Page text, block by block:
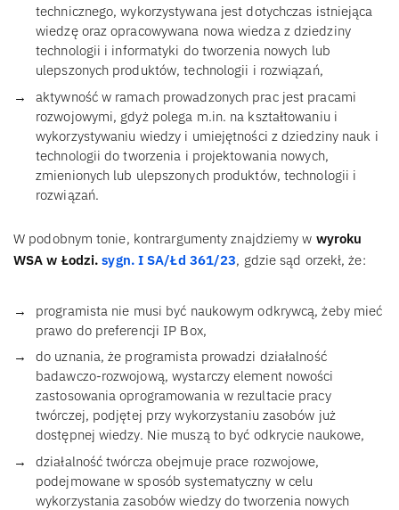
technicznego, wykorzystywana jest dotychczas istniejąca
wiedzę oraz opracowywana nowa wiedza z dziedziny
technologii i informatyki do tworzenia nowych lub
ulepszonych produktów, technologii i rozwiązań,
aktywność w ramach prowadzonych prac jest pracami
rozwojowymi, gdyż polega m.in. na kształtowaniu i
wykorzystywaniu wiedzy i umiejętności z dziedziny nauk i
technologii do tworzenia i projektowania nowych,
zmienionych lub ulepszonych produktów, technologii i
rozwiązań.
W podobnym tonie, kontrargumenty znajdziemy w wyroku
WSA w Łodzi.sygn. I SA/Łd 361/23, gdzie sąd orzekł, że:
programista nie musi być naukowym odkrywcą, żeby mieć
prawo do preferencji IP Box,
do uznania, że programista prowadzi działalność
badawczo-rozwojową, wystarczy element nowości
zastosowania oprogramowania w rezultacie pracy
twórczej, podjętej przy wykorzystaniu zasobów już
dostępnej wiedzy. Nie muszą to być odkrycie naukowe,
działalność twórcza obejmuje prace rozwojowe,
podejmowane w sposób systematyczny w celu
wykorzystania zasobów wiedzy do tworzenia nowych